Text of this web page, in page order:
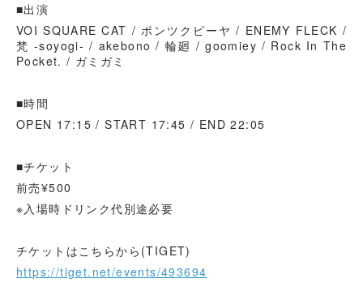
■出演
VOI SQUARE CAT / ポンツクピーヤ / ENEMY FLECK /
梵 -soyogi- / akebono / 輪廻 / goomiey / Rock In The
Pocket. / ガミガミ
■時間
OPEN 17:15 / START 17:45 / END 22:05
■チケット
前売¥500
※入場時ドリンク代別途必要
チケットはこちらから(TIGET)
https://tiget.net/events/493694